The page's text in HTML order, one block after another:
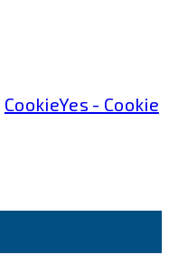
CookieYes - Cookie